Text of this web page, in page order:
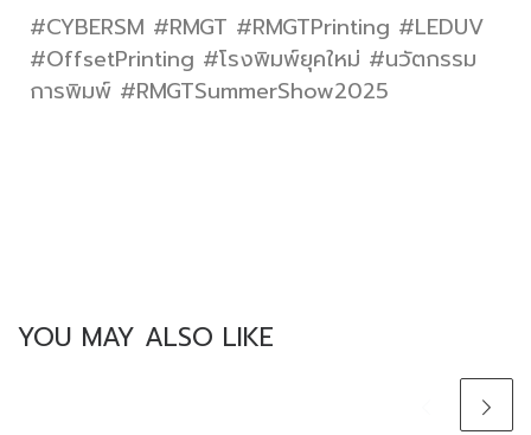
#CYBERSM #RMGT #RMGTPrinting #LEDUV
#OffsetPrinting #โรงพิมพ์ยุคใหม่ #นวัตกรรม
การพิมพ์ #RMGTSummerShow2025
YOU MAY ALSO LIKE